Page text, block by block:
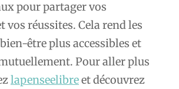
pour partager vos
vos réussites. Cela rend les
être plus accessibles et
Pour aller plus
lapenseelibreet découvrez